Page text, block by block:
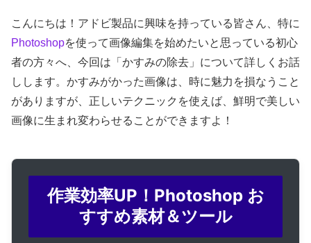
こんにちは！アドビ製品に興味を持っている皆さん、特に
Photoshopを使って画像編集を始めたいと思っている初心
者の方々へ、今回は「かすみの除去」について詳しくお話
しします。かすみがかった画像は、時に魅力を損なうこと
がありますが、正しいテクニックを使えば、鮮明で美しい
画像に生まれ変わらせることができますよ！
作業効率UP！Photoshop お
すすめ素材＆ツール